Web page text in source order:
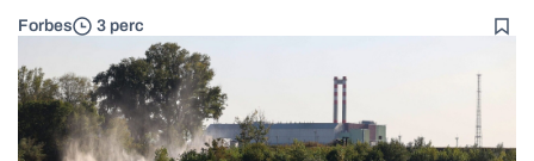
Forbes 3 perc